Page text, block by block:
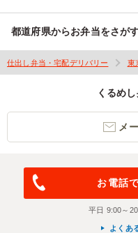
都道府県からお弁当をさが
仕出し弁当・宅配デリバリー 東
くるめ
メ
お電話
平日 9:00～
よくあ